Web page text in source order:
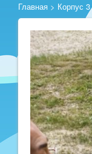
Главная > Корпус 3